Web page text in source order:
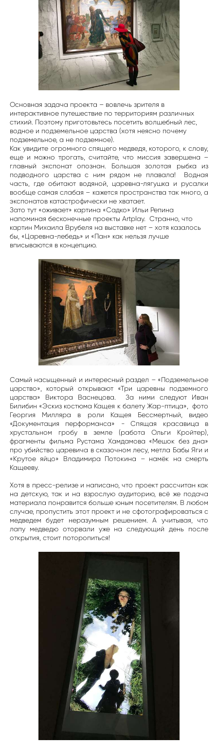
Основная задача проекта – вовлечь зрителя в
интерактивное путешествие по территориям различных
стихий. Поэтому приготовьтесь посетить волшебный лес,
водное и подземельное царства (хотя неясно почему
подземельное, а не подземное).
Как увидите огромного спящего медведя, которого, к слову,
еще и можно трогать, считайте, что миссия завершена –
главный экспонат опознан. Большая золотая рыбка из
подводного царства с ним рядом не плавала! Водная
часть, где обитают водяной, царевна-лягушка и русалки
вообще самая слабая – кажется пространства так много, а
экспонатов катастрофически не хватает.
Зато тут «оживает» картина «Садко» Ильи Репина
напоминая бесконечные проекты Artplay. Странно, что
картин Михаила Врубеля на выставке нет – хотя казалось
бы, «Царевна-лебедь» и «Пан» как нельзя лучше
вписываются в концепцию.
Самый насыщенный и интересный раздел – «Подземельное
царство», который открывают «Три царевны подземного
царства» Виктора Васнецова. За ними следуют Иван
Билибин «Эскиз костюма Кащея к балету Жар-птица», фото
Георгия Милляра в роли Кащея Бессмертный, видео
«Документация перформанса» - Спящая красавица в
хрустальном гробу в земле (работа Ольги Кройтер),
фрагменты фильма Рустама Хамдамова «Мешок без дна»
про убийство царевича в сказочном лесу, метла Бабы Яги и
«Крутое яйцо» Владимира Потокина – намёк на смерть
Кащееву.
Хотя в пресс-релизе и написано, что проект рассчитан как
на детскую, так и на взрослую аудиторию, всё же подача
материала понравится больше юным посетителям. В любом
случае, пропустить этот проект и не сфотографироваться с
медведем будет неразумным решением. А учитывая, что
лапу медведю оторвали уже на следующий день после
открытия, стоит поторопиться!